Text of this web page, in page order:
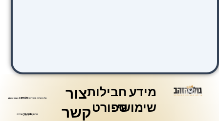
מידע
שימושי
חבילות
ספורט
צור
קשר